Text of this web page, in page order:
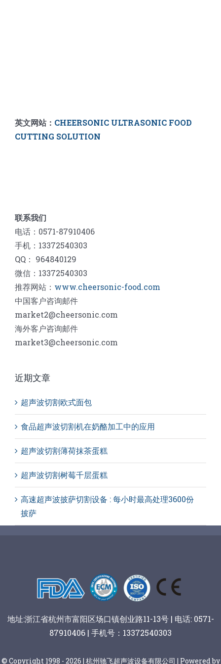
英文网站： CHEERSONIC ULTRASONIC FOOD
CUTTING SOLUTION
联系我们
电话：0571-87910406
手机：13372540303
QQ： 964840129
微信：13372540303
推荐网站： www.cheersonic-food.com
中国客户咨询邮件
market2@cheersonic.com
海外客户咨询邮件
market3@cheersonic.com
近期文章
超声波切割欧式面包
食品超声波切割机在奶酪加工中的应用
超声波切割薄荷抹茶蛋糕
超声波切割树莓千层蛋糕
高速超声波披萨切割设备 : 每小时最高处理3600份
披萨
地址:浙江省杭州市富阳区场口镇创业路11-13号 | 电话: 0571-
87910406 | 手机号：13372540303
© Copyright 1998 - 2026 | 杭州驰飞超声波设备有限公司 | Powered by